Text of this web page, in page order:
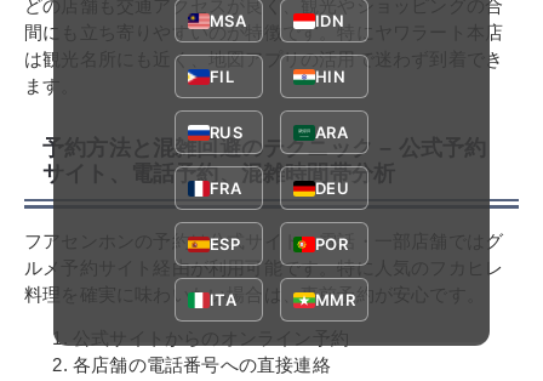
どの店舗も交通アクセスが良く、観光やショッピングの合
間にも立ち寄りやすいのが特徴です。特にヤワラート本店
は観光名所にも近く、地図アプリの活用で迷わず到着でき
ます。
予約方法と混雑回避のテクニック – 公式予約
サイト、電話予約、混雑時間帯分析
フアセンホンの予約は公式サイト・電話・一部店舗ではグ
ルメ予約サイト経由が利用可能です。特に人気のフカヒレ
料理を確実に味わいたい場合は、事前予約が安心です。
公式サイトからのオンライン予約
各店舗の電話番号への直接連絡
MSA IDN
FIL HIN
RUS ARA
FRA DEU
ESP POR
ITA MMR